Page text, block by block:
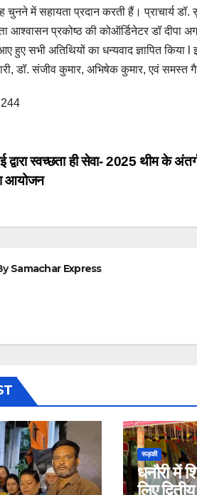
चुनने में सहायता प्रदान करती हैं। प्राचार्य
आश्वासन प्रकोष्ठ की कोऑर्डिनेटर डॉ
हुए सभी अतिथियों का धन्यवाद ज्ञापित
डॉ. संजीव कुमार, अभिषेक कुमार, एवं समस्त
244
स्वच्छता ही सेवा- 2025 थीम के
आयोजन
Samachar Express
रूड़की
धनौरी में
लिए